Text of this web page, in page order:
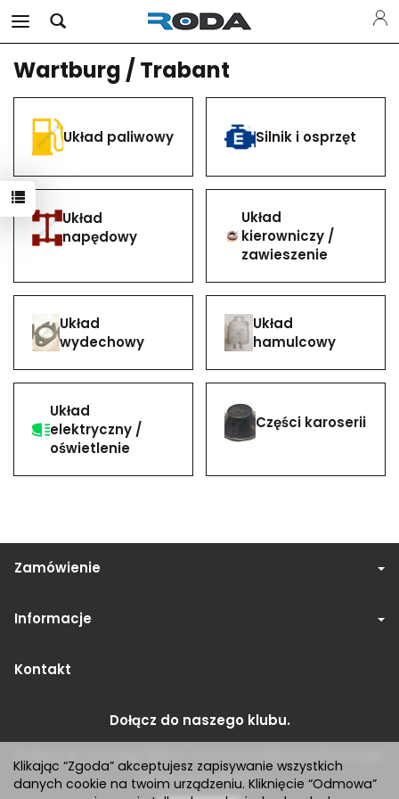
Wartburg / Trabant
Układ paliwowy Silnik i osprzęt
Układ
napędowy
Układ
kierowniczy /
zawieszenie
Układ
wydechowy
Układ
hamulcowy
Układ
elektryczny /
oświetlenie
Części karoserii
Zamówienie
Informacje
Kontakt
Dołącz do naszego klubu.
promocje i rabaty.
Klikając “Zgoda” akceptujesz zapisywanie wszystkich
danych cookie na twoim urządzeniu. Kliknięcie “Odmowa”